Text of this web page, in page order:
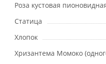
Роза кустовая
Статица
Хлопок
Хризантема Момоко